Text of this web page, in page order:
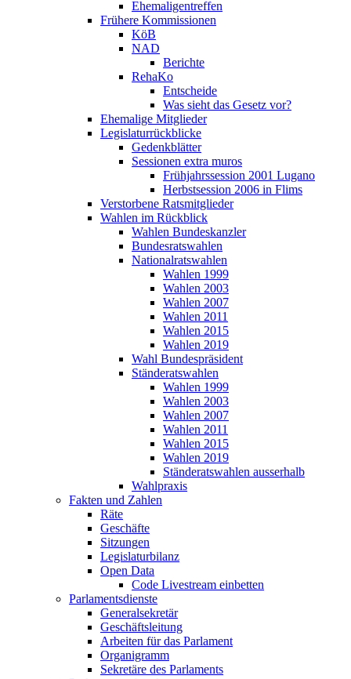
Ehemaligentreffen
Frühere Kommissionen
KöB
NAD
Berichte
RehaKo
Entscheide
Was sieht das Gesetz vor?
Ehemalige Mitglieder
Legislaturrückblicke
Gedenkblätter
Sessionen extra muros
Frühjahrssession 2001 Lugano
Herbstsession 2006 in Flims
Verstorbene Ratsmitglieder
Wahlen im Rückblick
Wahlen Bundeskanzler
Bundesratswahlen
Nationalratswahlen
Wahlen 1999
Wahlen 2003
Wahlen 2007
Wahlen 2011
Wahlen 2015
Wahlen 2019
Wahl Bundespräsident
Ständeratswahlen
Wahlen 1999
Wahlen 2003
Wahlen 2007
Wahlen 2011
Wahlen 2015
Wahlen 2019
Ständeratswahlen ausserhalb
Wahlpraxis
Fakten und Zahlen
Räte
Geschäfte
Sitzungen
Legislaturbilanz
Open Data
Code Livestream einbetten
Parlamentsdienste
Generalsekretär
Geschäftsleitung
Arbeiten für das Parlament
Organigramm
Sekretäre des Parlaments